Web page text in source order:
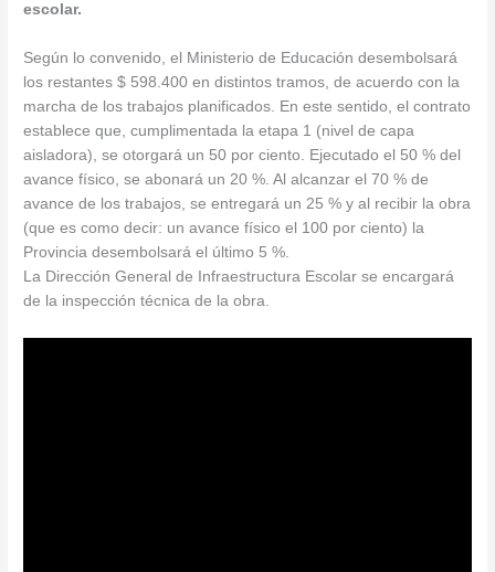
escolar.
Según lo convenido, el Ministerio de Educación desembolsará
los restantes $ 598.400 en distintos tramos, de acuerdo con la
marcha de los trabajos planificados. En este sentido, el contrato
establece que, cumplimentada la etapa 1 (nivel de capa
aisladora), se otorgará un 50 por ciento. Ejecutado el 50 % del
avance físico, se abonará un 20 %. Al alcanzar el 70 % de
avance de los trabajos, se entregará un 25 % y al recibir la obra
(que es como decir: un avance físico el 100 por ciento) la
Provincia desembolsará el último 5 %.
La Dirección General de Infraestructura Escolar se encargará
de la inspección técnica de la obra.